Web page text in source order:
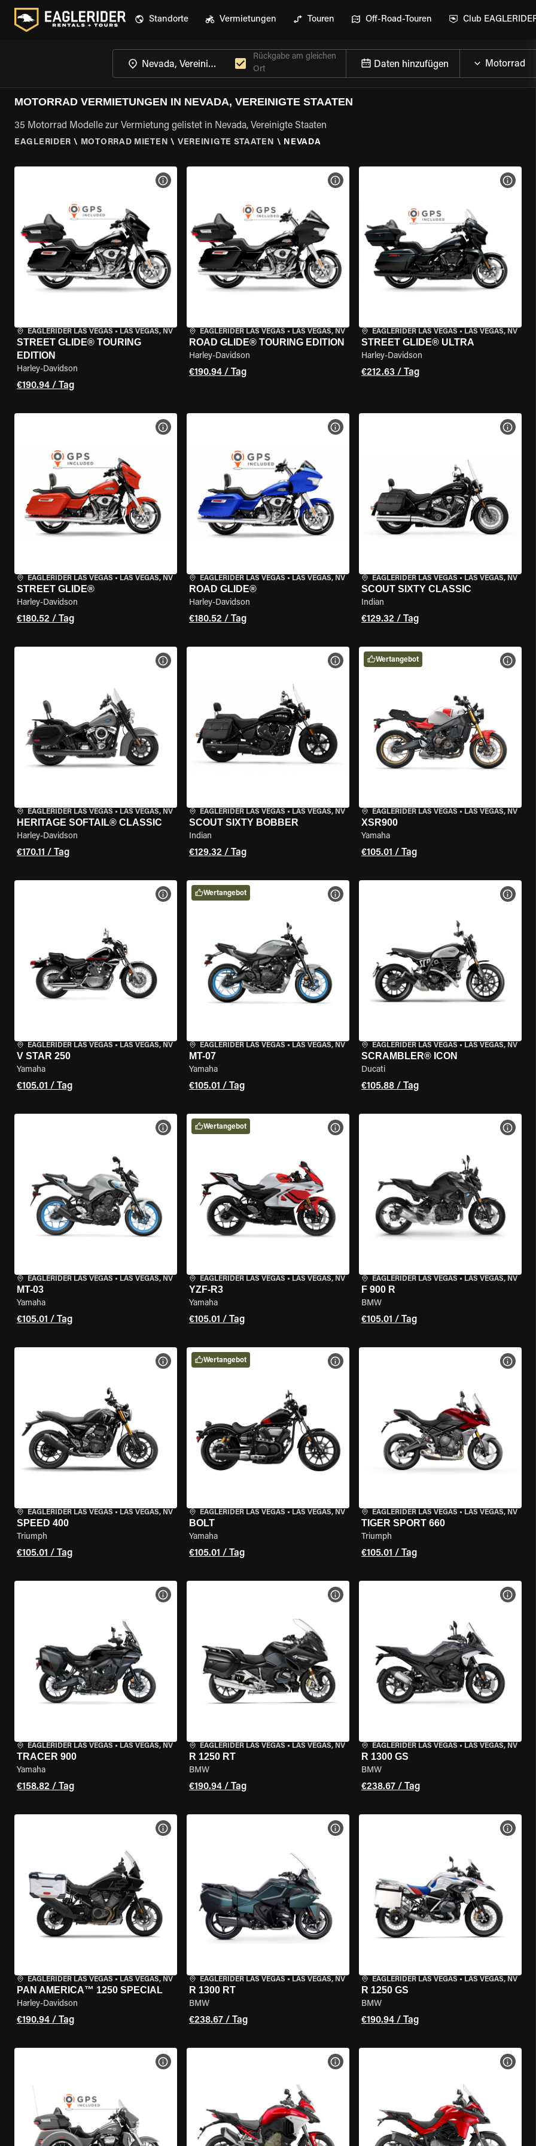
Standorte Vermietungen Touren Off-Road-Touren Club
Rückgabe am gleichen
Ort
Daten hinzufügen
MOTORRAD VERMIETUNGEN IN NEVADA, VEREINIGTE STAATEN
35 Motorrad Modelle zur Vermietung gelistet in Nevada, Vereinigte Staaten
EAGLERIDER \ MOTORRAD MIETEN \ VEREINIGTE STAATEN \ NEVADA
EAGLERIDER LAS VEGAS • LAS VEGAS, NV
STREET GLIDE® TOURING
EDITION
Harley-Davidson
€190.94 / Tag
MOTORRAD-DETAILS ANZEIGEN
EAGLERIDER LAS VEGAS • LAS VEGAS, NV
ROAD GLIDE® TOURING EDITION
Harley-Davidson
€190.94 / Tag
MOTORRAD-DETAILS ANZEIGEN
EAGLERIDER LAS VEGAS • LAS VEGAS, NV
STREET GLIDE® ULTRA
Harley-Davidson
€212.63 / Tag
EAGLERIDER LAS VEGAS • LAS VEGAS, NV
STREET GLIDE®
Harley-Davidson
€180.52 / Tag
MOTORRAD-DETAILS ANZEIGEN
EAGLERIDER LAS VEGAS • LAS VEGAS, NV
ROAD GLIDE®
Harley-Davidson
€180.52 / Tag
MOTORRAD-DETAILS ANZEIGEN
EAGLERIDER LAS VEGAS • LAS VEGAS, NV
SCOUT SIXTY CLASSIC
Indian
€129.32 / Tag
EAGLERIDER LAS VEGAS • LAS VEGAS, NV
HERITAGE SOFTAIL® CLASSIC
Harley-Davidson
€170.11 / Tag
MOTORRAD-DETAILS ANZEIGEN
EAGLERIDER LAS VEGAS • LAS VEGAS, NV
SCOUT SIXTY BOBBER
Indian
€129.32 / Tag
MOTORRAD-DETAILS ANZEIGEN
EAGLERIDER LAS VEGAS • LAS VEGAS, NV
XSR900
Yamaha
€105.01 / Tag
Wertangebot
EAGLERIDER LAS VEGAS • LAS VEGAS, NV
V STAR 250
Yamaha
€105.01 / Tag
MOTORRAD-DETAILS ANZEIGEN
EAGLERIDER LAS VEGAS • LAS VEGAS, NV
MT-07
Yamaha
€105.01 / Tag
MOTORRAD-DETAILS ANZEIGEN
Wertangebot
EAGLERIDER LAS VEGAS • LAS VEGAS, NV
SCRAMBLER® ICON
Ducati
€105.88 / Tag
EAGLERIDER LAS VEGAS • LAS VEGAS, NV
MT-03
Yamaha
€105.01 / Tag
MOTORRAD-DETAILS ANZEIGEN
EAGLERIDER LAS VEGAS • LAS VEGAS, NV
YZF-R3
Yamaha
€105.01 / Tag
MOTORRAD-DETAILS ANZEIGEN
Wertangebot
EAGLERIDER LAS VEGAS • LAS VEGAS, NV
F 900 R
BMW
€105.01 / Tag
EAGLERIDER LAS VEGAS • LAS VEGAS, NV
SPEED 400
Triumph
€105.01 / Tag
MOTORRAD-DETAILS ANZEIGEN
EAGLERIDER LAS VEGAS • LAS VEGAS, NV
BOLT
Yamaha
€105.01 / Tag
MOTORRAD-DETAILS ANZEIGEN
Wertangebot
EAGLERIDER LAS VEGAS • LAS VEGAS, NV
TIGER SPORT 660
Triumph
€105.01 / Tag
EAGLERIDER LAS VEGAS • LAS VEGAS, NV
TRACER 900
Yamaha
€158.82 / Tag
MOTORRAD-DETAILS ANZEIGEN
EAGLERIDER LAS VEGAS • LAS VEGAS, NV
R 1250 RT
BMW
€190.94 / Tag
MOTORRAD-DETAILS ANZEIGEN
EAGLERIDER LAS VEGAS • LAS VEGAS, NV
R 1300 GS
BMW
€238.67 / Tag
EAGLERIDER LAS VEGAS • LAS VEGAS, NV
PAN AMERICA™ 1250 SPECIAL
Harley-Davidson
€190.94 / Tag
MOTORRAD-DETAILS ANZEIGEN
EAGLERIDER LAS VEGAS • LAS VEGAS, NV
R 1300 RT
BMW
€238.67 / Tag
MOTORRAD-DETAILS ANZEIGEN
EAGLERIDER LAS VEGAS • LAS VEGAS, NV
R 1250 GS
BMW
€190.94 / Tag
MOTORRAD-DETAILS ANZEIGEN MOTORRAD-DETAILS ANZEIGEN